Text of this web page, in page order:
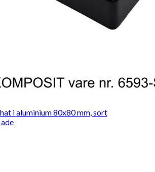
i aluminium 80x80 mm, sort